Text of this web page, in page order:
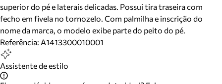
superior do pé e laterais delicadas. Possui tira traseira com
fecho em fivela no tornozelo. Com palmilha e inscrição do
nome da marca, o modelo exibe parte do peito do pé.
Referência: A1413300010001
Assistente de estilo